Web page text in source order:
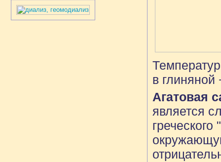
в глиняной
Агатовая
является
греческого "